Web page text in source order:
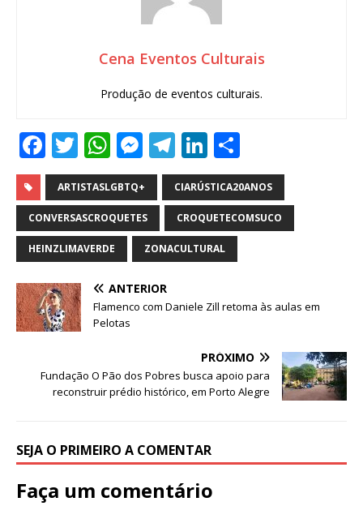
Cena Eventos Culturais
Produção de eventos culturais.
F
a
c
e
b
o
o
k
T
w
it
te
r
W
h
at
s
A
p
M
e
ss
e
n
e
T
el
e
g
ra
Li
n
k
e
dI
h
ar
e
ARTISTASLGBTQ+ CIARÚSTICA20ANOS
CONVERSASCROQUETES CROQUETECOMSUCO
HEINZLIMAVERDE ZONACULTURAL
ANTERIOR
Flamenco com Daniele Zill retoma às aulas em
Pelotas
PRÓXIMO
Fundação O Pão dos Pobres busca apoio para
reconstruir prédio histórico, em Porto Alegre
SEJA O PRIMEIRO A COMENTAR
Faça um comentário